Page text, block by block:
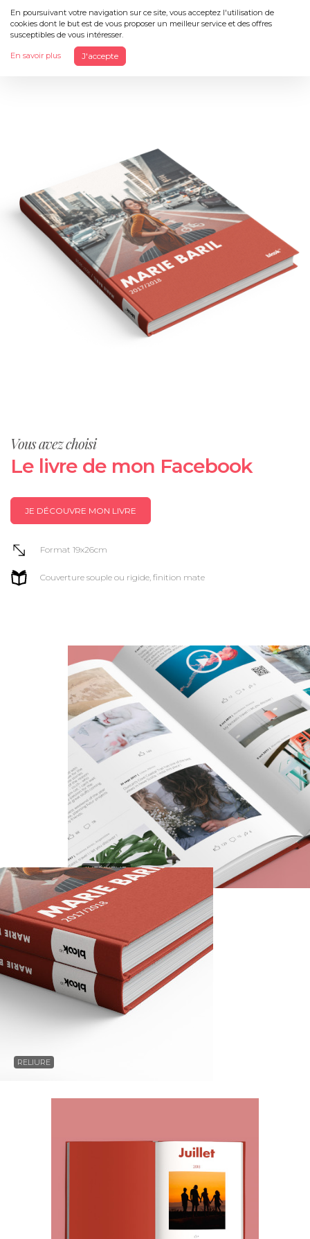
En poursuivant votre navigation sur ce site, vous acceptez l'utilisation de
cookies dont le but est de vous proposer un meilleur service et des offres
susceptibles de vous intéresser.
En savoir plus J'accepte
Menu
Vous avez choisi
Le livre de mon Facebook
JE DÉCOUVRE MON LIVRE
Format 19x26cm
Couverture souple ou rigide, finition mate
INTÉRIEUR
RELIURE